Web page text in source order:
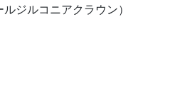
ジルコニアクラウン）